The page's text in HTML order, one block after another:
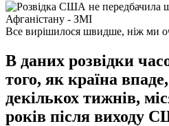
Все вирішилося швидше, ніж ми
В даних розвідки
того, як країна
декількох тижнів,
років після виходу